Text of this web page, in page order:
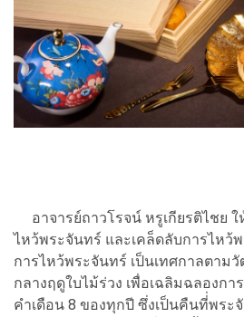
อาจารย์ถาวโรจน์ หรูเกียรติไชย ใ
ไหว้พระจันทร์ และเคล็ดลับการไหว้
การไหว้พระจันทร์ เป็นเทศกาลตา
กลางฤดูใบไม้ร่วง เพื่อเฉลิมฉลองกา
คำเดือน 8 ของทุกปี ซึ่งเป็นคืนที่่พระจั